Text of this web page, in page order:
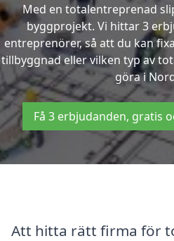
Med en totalentreprenad
byggprojekt. Vi hittar 3
entreprenörer, så att du kan
tillbyggnad eller vilken typ av
göra i
Få 3 erbjudanden, gratis
Att hitta rätt firma för